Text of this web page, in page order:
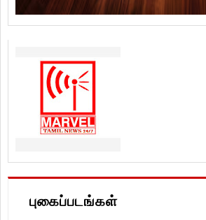
புகைப்படங்கள்